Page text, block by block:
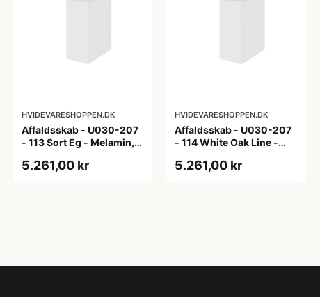
HVIDEVARESHOPPEN.DK
Affaldsskab - U030-207
- 113 Sort Eg - Melamin,
5.261,00 kr
HVIDEVARESHOPPEN.DK
Affaldsskab - U030-207
- 114 White Oak Line -
5.261,00 kr